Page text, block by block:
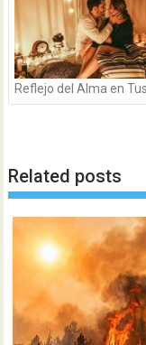
Reflejo del Alma en
Related posts